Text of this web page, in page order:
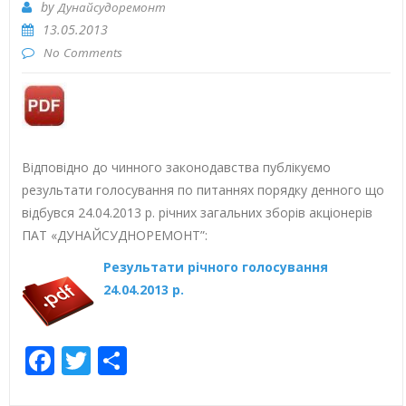
byДунайсудоремонт
13.05.2013
No Comments
Відповідно до чинного законодавства публікуємо
результати голосування по питаннях порядку денного що
відбувся 24.04.2013 р. річних загальних зборів акціонерів
ПАТ «ДУНАЙСУДНОРЕМОНТ”:
Результати річного голосування
24.04.2013 р.
Facebook
Twitter
Share